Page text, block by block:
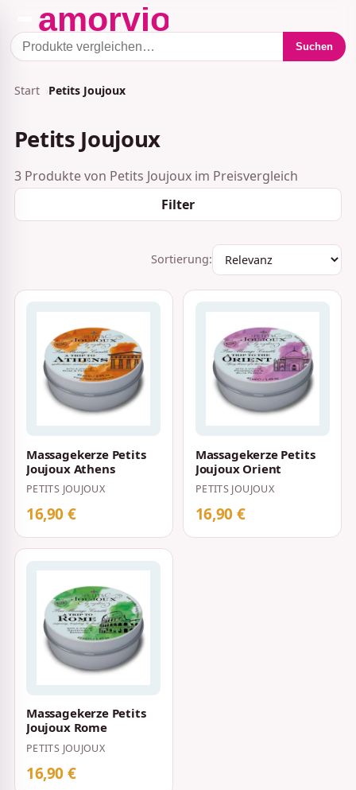
Suchen
Start Petits Joujoux
Petits Joujoux
3 Produkte von Petits Joujoux im Preisvergleich
Filter
Sortierung:
Massagekerze Petits
Joujoux Athens
PETITS JOUJOUX
16,90 €
Massagekerze Petits
Joujoux Orient
PETITS JOUJOUX
16,90 €
Massagekerze Petits
Joujoux Rome
PETITS JOUJOUX
16,90 €